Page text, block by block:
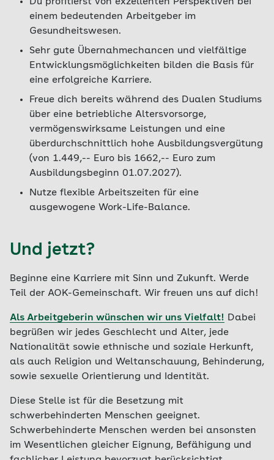
einem bedeutenden Arbeitgeber im
Gesundheitswesen.
Sehr gute Übernahmechancen und vielfältige
Entwicklungsmöglichkeiten bilden die Basis für
eine erfolgreiche Karriere.
Freue dich bereits während des Dualen Studiums
über eine betriebliche Altersvorsorge,
vermögenswirksame Leistungen und eine
überdurchschnittlich hohe Ausbildungsvergütung
(von 1.449,-- Euro bis 1662,-- Euro zum
Ausbildungsbeginn 01.07.2027).
Nutze flexible Arbeitszeiten für eine
ausgewogene Work-Life-Balance.
Und jetzt?
Beginne eine Karriere mit Sinn und Zukunft. Werde
Teil der AOK-Gemeinschaft. Wir freuen uns auf dich!
Als Arbeitgeberin wünschen wir uns Vielfalt! Dabei
begrüßen wir jedes Geschlecht und Alter, jede
Nationalität sowie ethnische und soziale Herkunft,
als auch Religion und Weltanschauung, Behinderung,
sowie sexuelle Orientierung und Identität.
Diese Stelle ist für die Besetzung mit
schwerbehinderten Menschen geeignet.
Schwerbehinderte Menschen werden bei ansonsten
im Wesentlichen gleicher Eignung, Befähigung und